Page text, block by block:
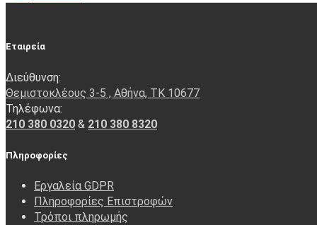
Εταιρεία
Διεύθυνση:
Θεμιστοκλέους 3-5 , Αθήνα, ΤΚ 10677
Τηλέφωνα:
210 380 0320 & 210 380 8320
Πληροφορίες
Εργαλεία GDPR
Πληροφορίες Επιστροφών
Τρόποι πληρωμής